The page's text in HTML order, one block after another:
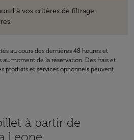
à vos critères de filtrage.
au cours des dernières 48 heures et
moment de la réservation. Des frais et
produits et services optionnels peuvent
à partir de
Leone